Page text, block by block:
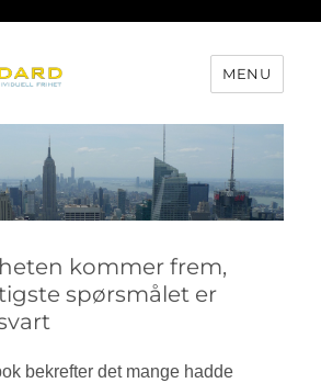
MENU
kommer frem,
spørsmålet er
bekrefter det mange hadde